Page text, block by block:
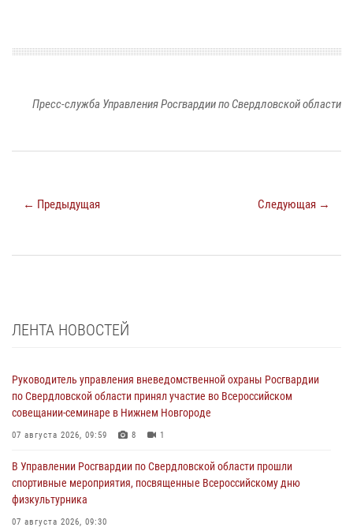
Пресс-служба Управления Росгвардии по Свердловской области
← Предыдущая Следующая →
ЛЕНТА НОВОСТЕЙ
Руководитель управления вневедомственной охраны Росгвардии
по Свердловской области принял участие во Всероссийском
совещании-семинаре в Нижнем Новгороде
07 августа 2026, 09:59 8 1
В Управлении Росгвардии по Свердловской области прошли
спортивные мероприятия, посвященные Всероссийскому дню
физкультурника
07 августа 2026, 09:30